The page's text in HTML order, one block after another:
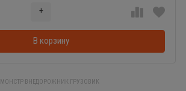
+
Добавляется...
В корзину
Добавлен
МОНСТР ВНЕДОРОЖНИК ГРУЗОВИК